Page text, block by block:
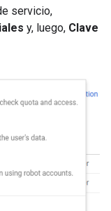
servicio,
y, luego, Clave